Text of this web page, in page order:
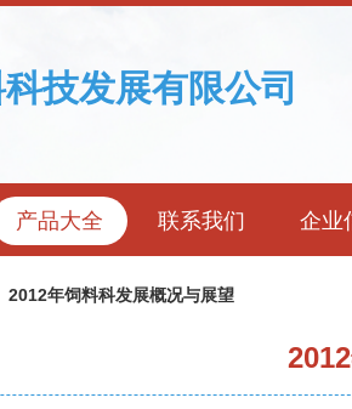
技发展有限公司
产品大全 联系我们 企业
2012年饲料科发展概况与展望